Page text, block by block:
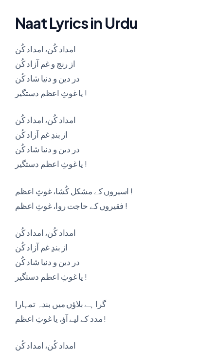
Naat Lyrics in Urdu
امداد کُن، امداد کُن
از رنج و غم آزاد کُن
در دین و دنیا شاد کُن
یا غوثِ اعظم دستگیر !
امداد کُن، امداد کُن
از بندِ غم آزاد کُن
در دین و دنیا شاد کُن
یا غوثِ اعظم دستگیر !
اسیروں کے مشکل کُشا، غوثِ اعظم !
فقیروں کے حاجت روا، غوثِ اعظم !
امداد کُن، امداد کُن
از بندِ غم آزاد کُن
در دین و دنیا شاد کُن
یا غوثِ اعظم دستگیر !
گرا ہے بلاؤں میں بندہ تمہارا
مدد کے لیے آؤ، یا غوثِ اعظم !
امداد کُن، امداد کُن